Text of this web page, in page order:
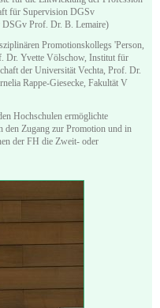
für Supervision DGSv
DSGv Prof. Dr. B. Lemaire)
Promotionskollegs 'Person,
Dr. Yvette Völschow, Institut für
der Universität Vechta, Prof. Dr.
Rappe-Giesecke, Fakultät V
Hochschulen ermöglichte
den Zugang zur Promotion und in
der FH die Zweit- oder